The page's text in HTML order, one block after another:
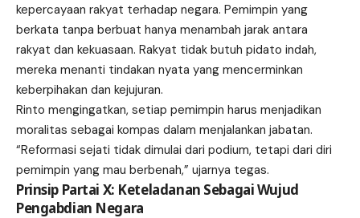
kepercayaan rakyat terhadap negara. Pemimpin yang
berkata tanpa berbuat hanya menambah jarak antara
rakyat dan kekuasaan. Rakyat tidak butuh pidato indah,
mereka menanti tindakan nyata yang mencerminkan
keberpihakan dan kejujuran.
Rinto mengingatkan, setiap pemimpin harus menjadikan
moralitas sebagai kompas dalam menjalankan jabatan.
“Reformasi sejati tidak dimulai dari podium, tetapi dari diri
pemimpin yang mau berbenah,” ujarnya tegas.
Prinsip Partai X: Keteladanan Sebagai Wujud
Pengabdian Negara